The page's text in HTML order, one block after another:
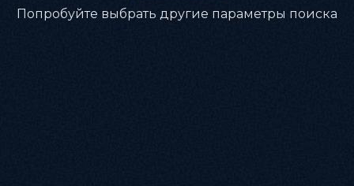
Попробуйте выбрать другие параметры поиска